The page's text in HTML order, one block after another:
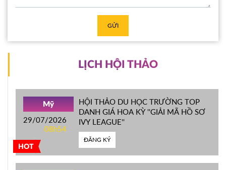
GỬI
LỊCH HỘI THẢO
HOT
Mỹ
29/07/2026
08h54
HỘI THẢO DU HỌC TRƯỜNG TOP
DANH GIÁ HOA KỲ ''GIẢI MÃ HỒ SƠ
IVY LEAGUE''
ĐĂNG KÝ